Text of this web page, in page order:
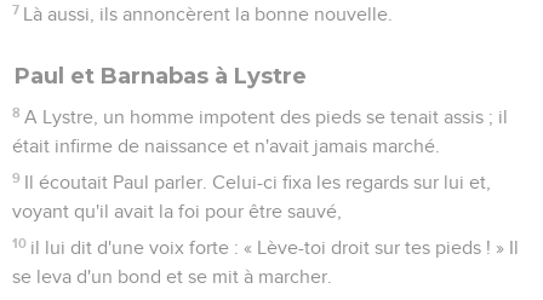
7 Là aussi, ils annoncèrent la bonne nouvelle.
Paul et Barnabas à Lystre
8 A Lystre, un homme impotent des pieds se tenait assis ; il
était infirme de naissance et n'avait jamais marché.
9 Il écoutait Paul parler. Celui-ci fixa les regards sur lui et,
voyant qu'il avait la foi pour être sauvé,
10 il lui dit d'une voix forte : « Lève-toi droit sur tes pieds ! » Il
se leva d'un bond et se mit à marcher.